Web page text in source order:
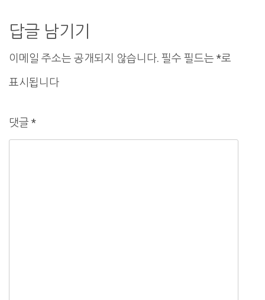
게
이
션
답글 남기기
이메일 주소는 공개되지 않습니다. 필수 필드는 *로
표시됩니다
댓글 *